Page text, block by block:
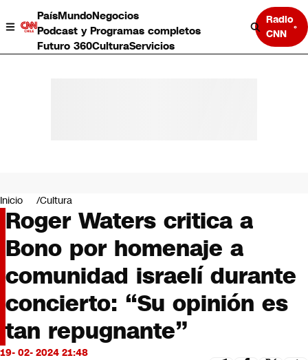
PaísMundoNegocios
Podcast y Programas completos
Futuro 360CulturaServicios
Radio
CNN
Negocios
Deportes
Programas completos
Cultura
Servicios
Bits
CNN tiempo
Futuro 360
Opinión
Inicio Cultura
Roger Waters critica a
Bono por homenaje a
comunidad israelí durante
concierto: “Su opinión es
tan repugnante”
19- 02- 2024 21:48